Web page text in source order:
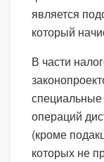
является
который
В части
операций
(кроме
которых не